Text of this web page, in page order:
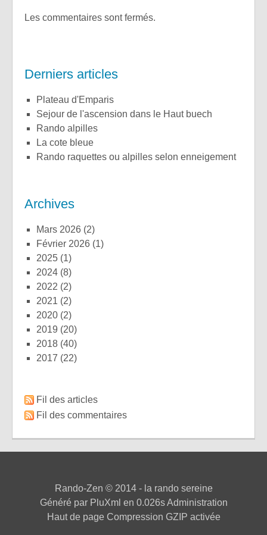
Les commentaires sont fermés.
Derniers articles
plateau d'Emparis
sejour de l'ascension dans le Haut buech
rando alpilles
la cote bleue
rando raquettes ou alpilles selon enneigement
Archives
mars 2026 (2)
février 2026 (1)
2025 (1)
2024 (8)
2022 (2)
2021 (2)
2020 (2)
2019 (20)
2018 (40)
2017 (22)
Fil des articles
Fil des commentaires
Rando-Zen © 2014 - la rando sereine
Généré par PluXml en 0.026sAdministration
Haut de page Compression GZIP activée